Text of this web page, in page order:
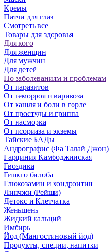
Кремы
Патчи для глаз
Смотреть все
Товары для здоровья
Для кого
Для женщин
Для мужчин
Для детей
По заболеваниям и проблемам
От паразитов
Oт геморроя и варикоза
От кашля и боли в горле
От простуды и гриппа
От насморка
Oт псориаза и экземы
Тайские БАДы
Андрографис (Фа Талай Джон)
Гарциния Камбоджийская
Гвоздика
Гинкго билоба
Глюкозамин и хондроитин
Линчжи (Рейши)
Детокс и Клетчатка
Женьшень
Жидкий кальций
Имбирь
Йод (Мангостиновый йод)
Продукты, специи, напитки